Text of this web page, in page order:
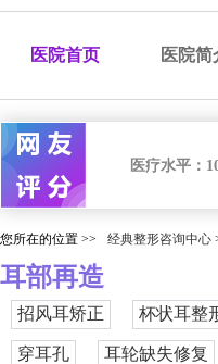
医院首页 医院简
医疗水平：
您所在的位置 >> 经典整形咨询中心
耳部再造
招风耳矫正 杯状耳整
穿耳孔 耳轮缺失修复